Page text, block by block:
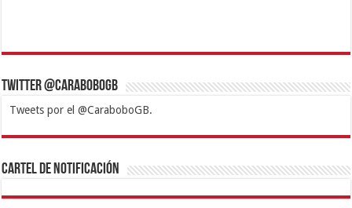
Twitter @CaraboboGB
Tweets por el @CaraboboGB.
1xbetBetturkeyBetistKralbetSupertotobetTipobetMatadorbetMariobet
https://mvbcasino.com/
Cartel de Notificación